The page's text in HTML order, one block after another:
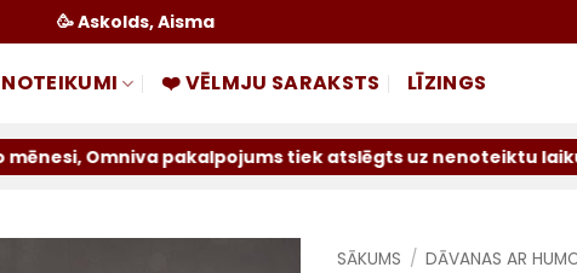
🥳 Askolds, Aisma
NOTEIKUMI ❤️ VĒLMJU SARAKSTS LĪZINGS
pakalpojums tiek atslēgts uz nenoteiktu laiku.
SĀKUMS / DĀVANAS AR